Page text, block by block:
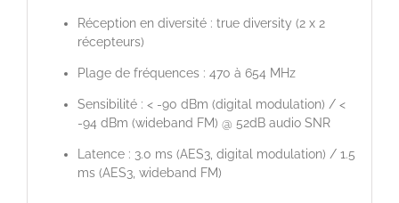
Réception en diversité : true diversity (2 x 2
récepteurs)
Plage de fréquences : 470 à 654 MHz
Sensibilité : < -90 dBm (digital modulation) / <
-94 dBm (wideband FM) @ 52dB audio SNR
Latence : 3.0 ms (AES3, digital modulation) / 1.5
ms (AES3, wideband FM)